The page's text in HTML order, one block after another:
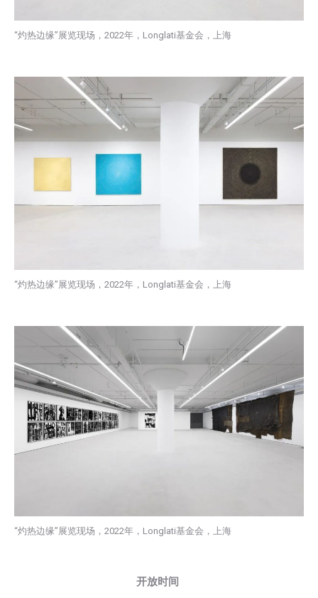
“灼热边缘”展览现场，2022年，Longlati基金会，上海
“灼热边缘”展览现场，2022年，Longlati基金会，上海
“灼热边缘”展览现场，2022年，Longlati基金会，上海
开放时间